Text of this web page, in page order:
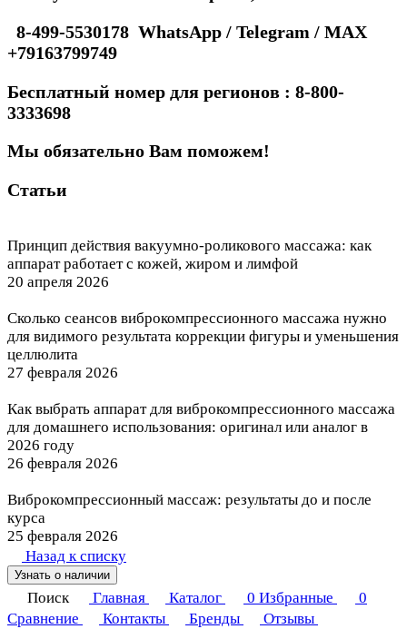
8-499-5530178 WhatsApp / Telegram / MAX
+79163799749
Бесплатный номер для регионов : 8-800-
3333698
Мы обязательно Вам поможем!
Статьи
Принцип действия вакуумно-роликового массажа: как
аппарат работает с кожей, жиром и лимфой
20 апреля 2026
Сколько сеансов виброкомпрессионного массажа нужно
для видимого результата коррекции фигуры и уменьшения
целлюлита
27 февраля 2026
Как выбрать аппарат для виброкомпрессионного массажа
для домашнего использования: оригинал или аналог в
2026 году
26 февраля 2026
Виброкомпрессионный массаж: результаты до и после
курса
25 февраля 2026
Назад к списку
Узнать о наличии
Поиск Главная Каталог 0 Избранные
0
Сравнение
Контакты Бренды
Отзывы